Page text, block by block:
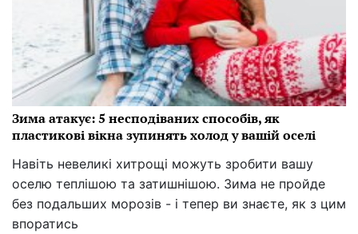
Зима атакує: 5 несподіваних способів, як
пластикові вікна зупинять холод у вашій оселі
Навіть невеликі хитрощі можуть зробити вашу
оселю теплішою та затишнішою. Зима не пройде
без подальших морозів - і тепер ви знаєте, як з цим
впоратись